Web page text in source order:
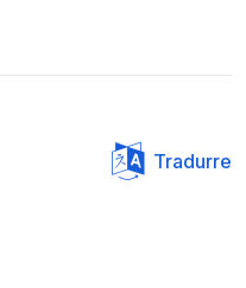
Tradurre